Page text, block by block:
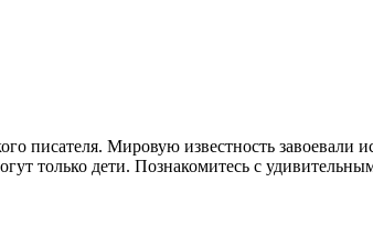
писателя. Мировую известность завоевали
только дети. Познакомитесь с